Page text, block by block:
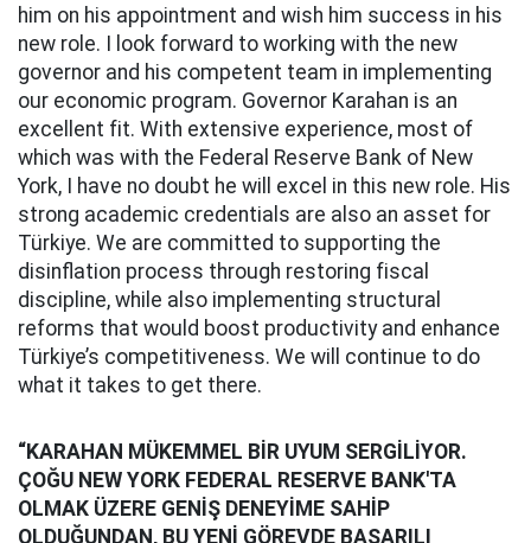
him on his appointment and wish him success in his
new role. I look forward to working with the new
governor and his competent team in implementing
our economic program. Governor Karahan is an
excellent fit. With extensive experience, most of
which was with the Federal Reserve Bank of New
York, I have no doubt he will excel in this new role. His
strong academic credentials are also an asset for
Türkiye. We are committed to supporting the
disinflation process through restoring fiscal
discipline, while also implementing structural
reforms that would boost productivity and enhance
Türkiye’s competitiveness. We will continue to do
what it takes to get there.
“KARAHAN MÜKEMMEL BİR UYUM SERGİLİYOR.
ÇOĞU NEW YORK FEDERAL RESERVE BANK'TA
OLMAK ÜZERE GENİŞ DENEYİME SAHİP
OLDUĞUNDAN, BU YENİ GÖREVDE BAŞARILI